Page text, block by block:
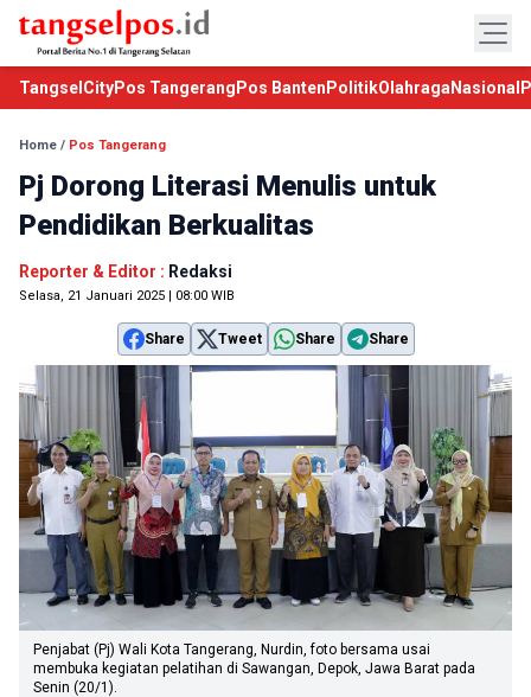
TangselCityPos Tangerang Pos Banten PolitikOlahraga Nasional
Home / Pos Tangerang
Pj Dorong Literasi Menulis untuk
Pendidikan Berkualitas
Reporter & Editor : Redaksi
Selasa, 21 Januari 2025 | 08:00 WIB
Share Tweet Share Share
Penjabat (Pj) Wali Kota Tangerang, Nurdin, foto bersama usai
membuka kegiatan pelatihan di Sawangan, Depok, Jawa Barat pada
Senin (20/1).